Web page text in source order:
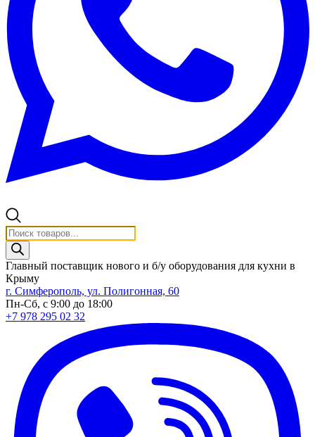
Поиск
товаров
Главный поставщик нового и б/у оборудования для кухни в
Крыму
г. Симферополь, ул. Полигонная, 60
Пн-Сб, с 9:00 до 18:00
+7 978 295 02 32